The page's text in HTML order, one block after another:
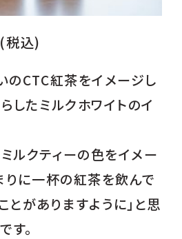
税込)
のCTC紅茶をイメージし
したミルクホワイトのイ
ルクティーの色をイメー
りに一杯の紅茶を飲んで
とがありますように」と思
す。